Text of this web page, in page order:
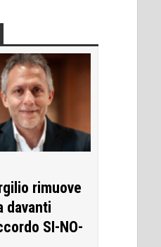
rimuove
davanti
SI-NO-